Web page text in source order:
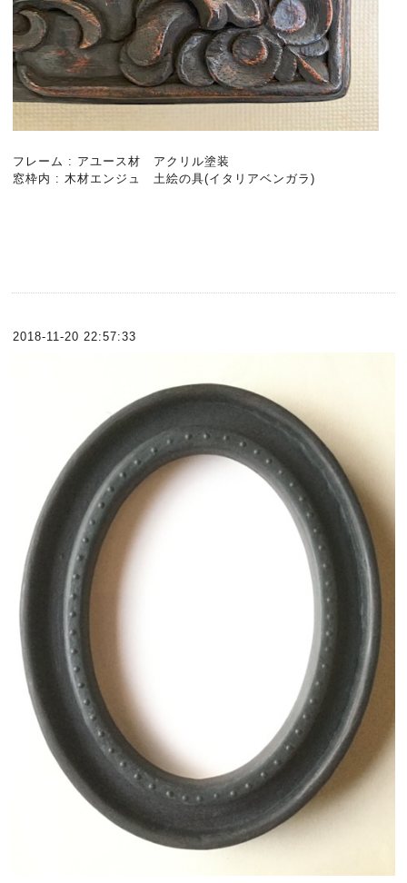
フレーム : アユース材 アクリル塗装
窓枠内 : 木材エンジュ 土絵の具(イタリアベンガラ)
2018-11-20 22:57:33